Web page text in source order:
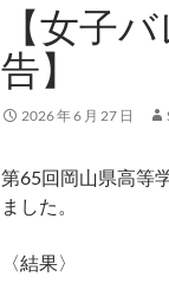
【女子
告】
2026 年 6 月 27 日
第65回岡山県高等
ました。
〈結果〉